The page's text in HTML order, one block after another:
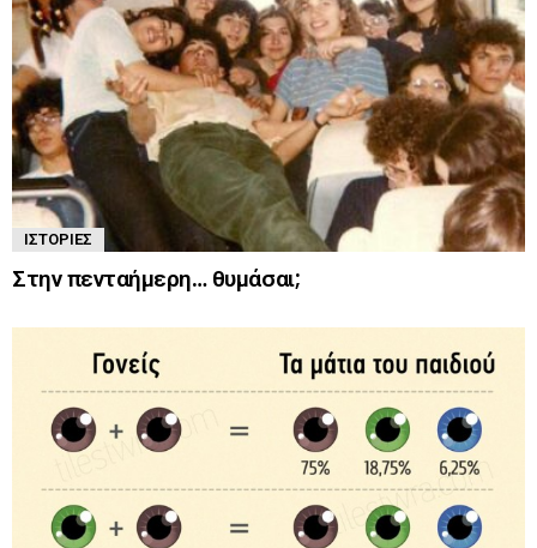
ΙΣΤΟΡΊΕΣ
Στην πενταήμερη… θυμάσαι;